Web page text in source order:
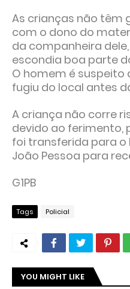
As crianças não têm
com o dono do
da companheira
escondia boa parte
O homem é
fugiu do local antes
A criança não corre
devido ao ferimento,
foi transferida para o
João Pessoa para
G1PB
Tags Policial
YOU MIGHT LIKE